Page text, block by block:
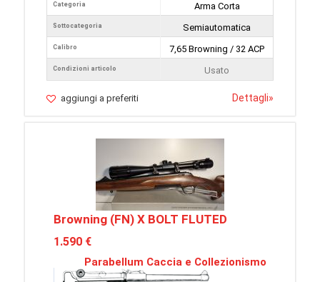
Categoria
Sottocategoria
Calibro
Condizioni articolo
Arma Corta
Semiautomatica
7,65 Browning / 32 ACP
Usato
aggiungi a preferiti Dettagli»
Browning (FN) X BOLT FLUTED
1.590 €
Parabellum Caccia e Collezionismo